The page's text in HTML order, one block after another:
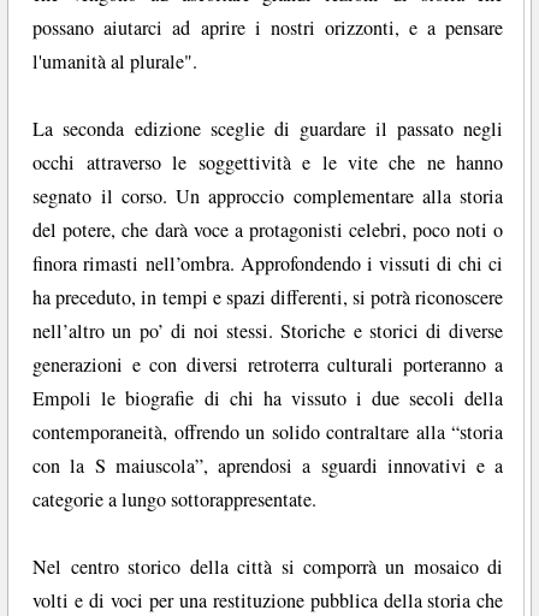
possano aiutarci ad aprire i nostri orizzonti, e a pensare
l'umanità al plurale".
La seconda edizione sceglie di guardare il passato negli
occhi attraverso le soggettività e le vite che ne hanno
segnato il corso. Un approccio complementare alla storia
del potere, che darà voce a protagonisti celebri, poco noti o
finora rimasti nell’ombra. Approfondendo i vissuti di chi ci
ha preceduto, in tempi e spazi differenti, si potrà riconoscere
nell’altro un po’ di noi stessi. Storiche e storici di diverse
generazioni e con diversi retroterra culturali porteranno a
Empoli le biografie di chi ha vissuto i due secoli della
contemporaneità, offrendo un solido contraltare alla “storia
con la S maiuscola”, aprendosi a sguardi innovativi e a
categorie a lungo sottorappresentate.
Nel centro storico della città si comporrà un mosaico di
volti e di voci per una restituzione pubblica della storia che